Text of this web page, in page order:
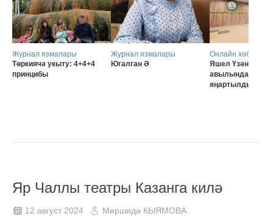
Журнал язмалары
Төркиячә укыту: 4+4+4
принцибы
Журнал язмалары
Югалган Ә
Онлайн хәбәрләр
Яшел Үзәннең
авылында
яңартылды
Яр Чаллы театры Казанга килә
12 август 2024 Мөршидә КЫЯМОВА